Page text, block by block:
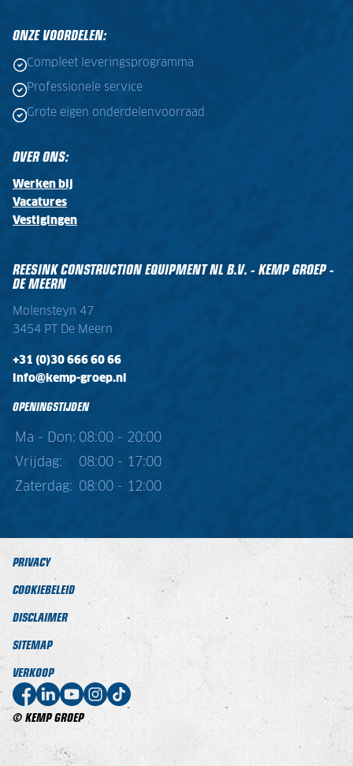
ONZE VOORDELEN:
Compleet leveringsprogramma
Professionele service
Grote eigen onderdelenvoorraad
OVER ONS:
Werken bij
Vacatures
Vestigingen
REESINK CONSTRUCTION EQUIPMENT NL B.V. - KEMP GROEP -
DE MEERN
Molensteyn 47
3454 PT De Meern
+31 (0)30 666 60 66
info@kemp-groep.nl
OPENINGSTIJDEN
Ma - Don: 08:00 - 20:00
Vrijdag:
08:00 - 17:00
Zaterdag:
08:00 - 12:00
© KEMP GROEP
PRIVACY
COOKIEBELEID
DISCLAIMER
SITEMAP
VERKOOP